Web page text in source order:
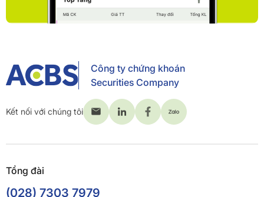
Công ty chứng khoán
Securities Company
Kết nối với chúng tôi
Tổng đài
(028) 7303 7979